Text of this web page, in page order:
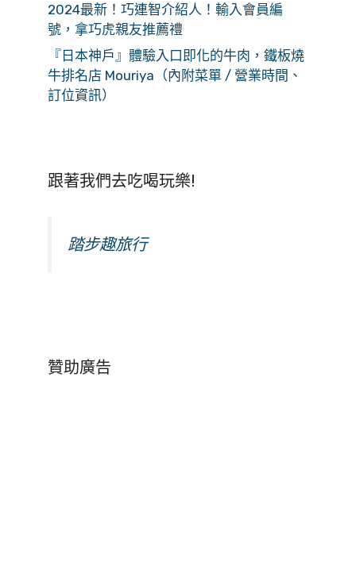
2024最新！巧連智介紹人！輸入會員編
號，拿巧虎親友推薦禮
『日本神戶』體驗入口即化的牛肉，鐵板燒
牛排名店 Mouriya（內附菜單 / 營業時間、
訂位資訊）
跟著我們去吃喝玩樂!
踏步趣旅行
贊助廣告